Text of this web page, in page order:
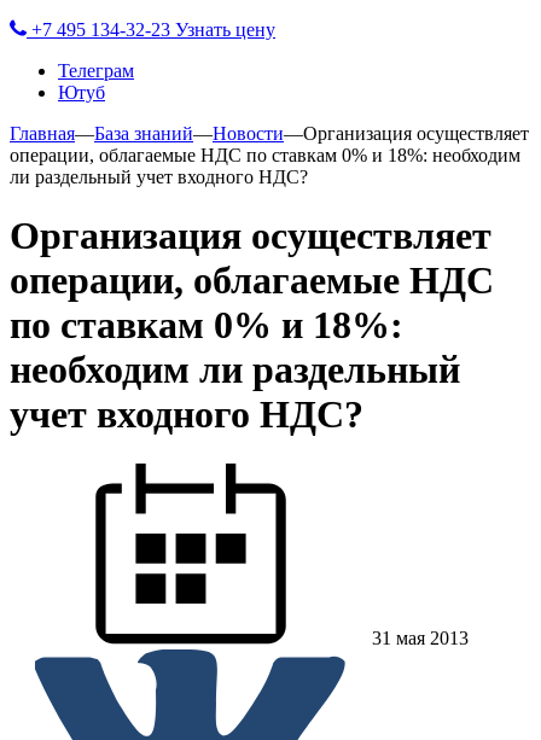
+7 495 134-32-23 Узнать цену
Телеграм
Ютуб
Главная—База знаний—Новости—Организация осуществляет
операции, облагаемые НДС по ставкам 0% и 18%: необходим
ли раздельный учет входного НДС?
Организация осуществляет
операции, облагаемые НДС
по ставкам 0% и 18%:
необходим ли раздельный
учет входного НДС?
31 мая 2013